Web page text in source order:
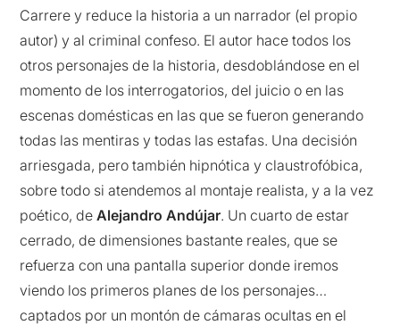
Carrere y reduce la historia a un narrador (el propio
autor) y al criminal confeso. El autor hace todos los
otros personajes de la historia, desdoblándose en el
momento de los interrogatorios, del juicio o en las
escenas domésticas en las que se fueron generando
todas las mentiras y todas las estafas. Una decisión
arriesgada, pero también hipnótica y claustrofóbica,
sobre todo si atendemos al montaje realista, y a la vez
poético, deAlejandro Andújar. Un cuarto de estar
cerrado, de dimensiones bastante reales, que se
refuerza con una pantalla superior donde iremos
viendo los primeros planes de los personajes…
captados por un montón de cámaras ocultas en el